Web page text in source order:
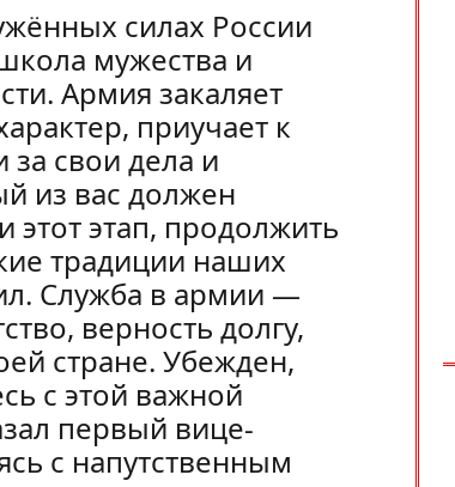
силах России
мужества и
Армия закаляет
приучает к
за свои дела и
из вас должен
этот этап, продолжить
традиции наших
Служба в армии —
верность долгу,
стране. Убежден,
с этой важной
первый вице-
с напутственным